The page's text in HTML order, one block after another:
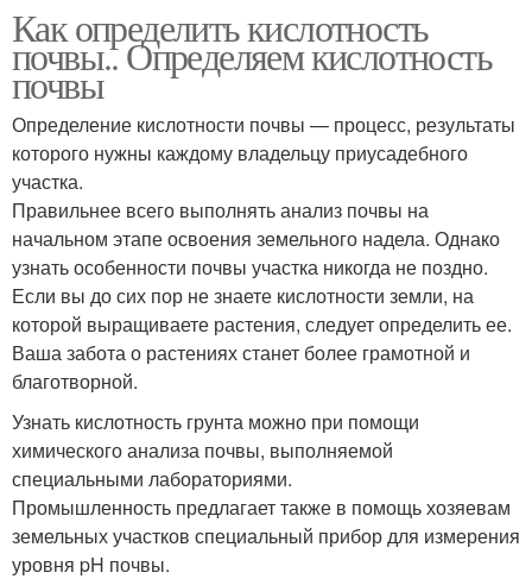
Почвы по сорнякам
условиях
Почвы на садовом
Почвы по растениям
Как определить кислотность
почвы.. Определяем кислотность
почвы
Определение кислотности почвы — процесс, результаты
которого нужны каждому владельцу приусадебного
участка.
Правильнее всего выполнять анализ почвы на
начальном этапе освоения земельного надела. Однако
узнать особенности почвы участка никогда не поздно.
Если вы до сих пор не знаете кислотности земли, на
которой выращиваете растения, следует определить ее.
Ваша забота о растениях станет более грамотной и
благотворной.
Узнать кислотность грунта можно при помощи
химического анализа почвы, выполняемой
специальными лабораториями.
Промышленность предлагает также в помощь хозяевам
земельных участков специальный прибор для измерения
уровня pH почвы.